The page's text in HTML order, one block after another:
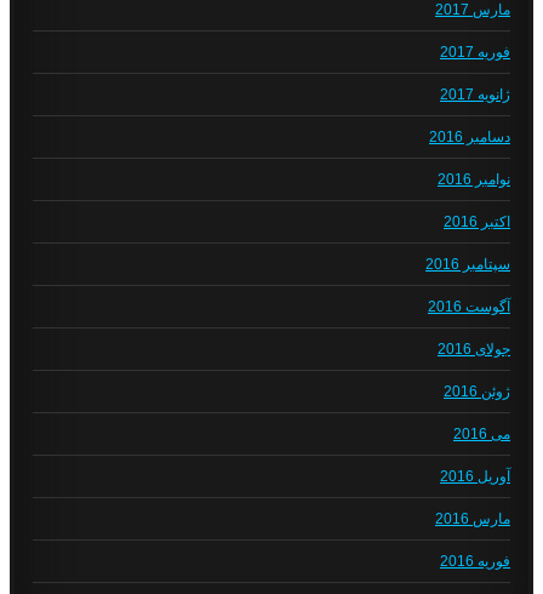
مارس 2017
فوریه 2017
ژانویه 2017
دسامبر 2016
نوامبر 2016
اکتبر 2016
سپتامبر 2016
آگوست 2016
جولای 2016
ژوئن 2016
می 2016
آوریل 2016
مارس 2016
فوریه 2016